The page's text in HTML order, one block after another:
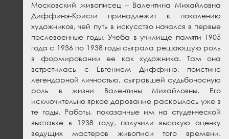
Московский живописец – Валентина Михайловна
Диффинэ-Кристи принадлежит к поколению
художников, чей путь в искусство начался в первые
послевоенные годы. Учеба в училище памяти 1905
года с 1936 по 1938 годы сыграла решающую роль
в формировании ее как художника. Там она
встретилась с Евгением Диффинэ, поистине
легендарной личностью, сыгравшей судьбоносную
роль в жизни Валентины Михайловны. Его
исключительно яркое дарование раскрылось уже в
те годы. Работы, показанные им на студенческой
выставке в 1938 году, получили высокую оценку
ведущих мастеров живописи того времени.